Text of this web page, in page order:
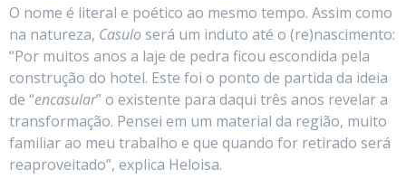
O nome é literal e poético ao mesmo tempo. Assim como
na natureza, Casuloserá um induto até o (re)nascimento:
“Por muitos anos a laje de pedra ficou escondida pela
construção do hotel. Este foi o ponto de partida da ideia
de “encasular” o existente para daqui três anos revelar a
transformação. Pensei em um material da região, muito
familiar ao meu trabalho e que quando for retirado será
reaproveitado”, explica Heloisa.